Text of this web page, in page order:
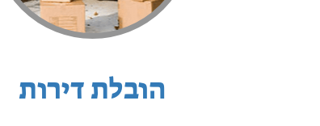
הובלת דירות